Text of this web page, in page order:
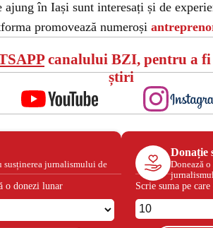
în Iași sunt interesați și de
promovează numeroși
canalului BZI, pentru a fi
știri
susținerea jurnalismului de
o donezi lunar
Donație
Donează
Scrie suma pe